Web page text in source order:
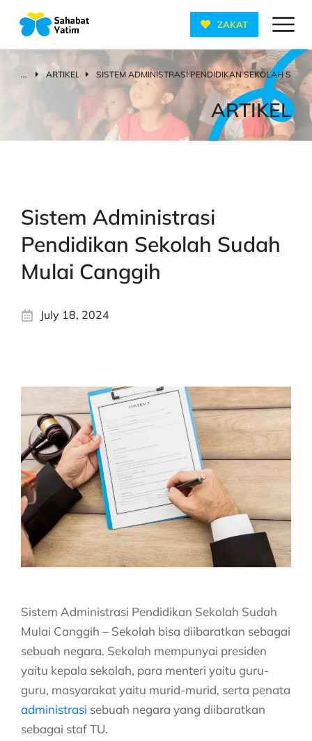
ZAKAT
You are here:
ARTIKEL SISTEM ADMINISTRASI PENDIDIKAN SEKOLAH
ARTIKEL
Sistem Administrasi
Pendidikan Sekolah Sudah
Mulai Canggih
July 18, 2024
Sistem Administrasi Pendidikan Sekolah Sudah
Mulai Canggih – Sekolah bisa diibaratkan sebagai
sebuah negara. Sekolah mempunyai presiden
yaitu kepala sekolah, para menteri yaitu guru-
guru, masyarakat yaitu murid-murid, serta penata
administrasi sebuah negara yang diibaratkan
sebagai staf TU.